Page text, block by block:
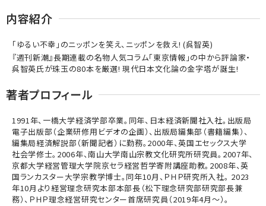
内容紹介
「ゆるい不幸」のニッポンを笑え、ニッポンを救え! (呉智英)
『週刊新潮』長期連載の名物人気コラム「東京情報」の中から評論家・
呉智英氏が珠玉の80本を厳選! 現代日本文化論の金字塔が誕生!
著者プロフィール
1991年、一橋大学経済学部卒業。同年、日本経済新聞社入社。出版局
電子出版部（企業研修用ビデオの企画）、出版局編集部（書籍編集）、
編集局経済解説部（新聞記者）に勤務。2000年、英国エセックス大学
社会学修士。2006年、南山大学南山宗教文化研究所研究員。2007年、
京都大学経営管理大学院京セラ経営哲学寄附講座助教。2008年、英
国ランカスター大学宗教学博士。同年10月、ＰＨＰ研究所入社。 2023
年10月より経営理念研究本部本部長（松下理念研究部研究部長兼
務）、ＰＨＰ理念経営研究センター首席研究員（2019年4月～）。